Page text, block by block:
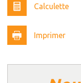
Calculette
Imprimer